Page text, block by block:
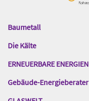
Das
Gentner
Baumetall
Die Kälte
ERNEUERBARE ENERGIEN
Gebäude-Energieberater